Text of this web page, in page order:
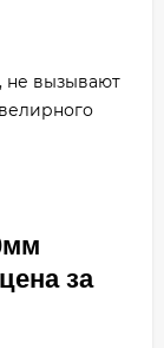
не вызывают
за